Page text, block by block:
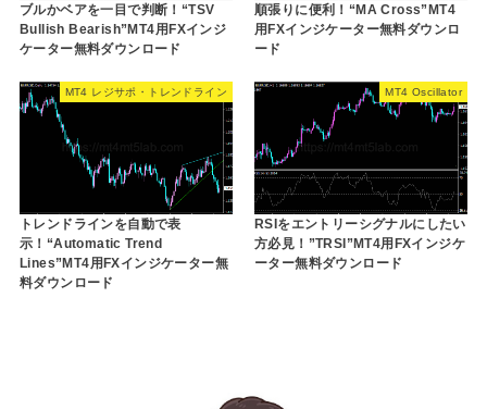
ブルかベアを一目で判断！“TSV
Bullish Bearish”MT4用FXインジ
ケーター無料ダウンロード
順張りに便利！“MA Cross”MT4
用FXインジケーター無料ダウンロ
ード
MT4 レジサポ・トレンドライン
トレンドラインを自動で表
示！“Automatic Trend
Lines”MT4用FXインジケーター無
料ダウンロード
MT4 Oscillator
RSIをエントリーシグナルにしたい
方必見！”TRSI”MT4用FXインジケ
ーター無料ダウンロード